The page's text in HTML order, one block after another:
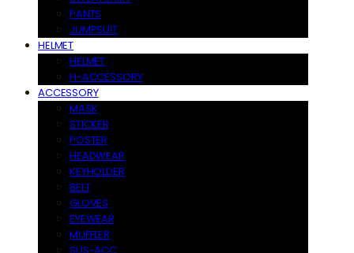
PANTS
JUMPSUIT
HELMET
HELMET
H-ACCESSORY
ACCESSORY
MASK
STICKER
POSTER
HEADWEAR
KEYHOLDER
BELT
GLOVES
EYEWEAR
MUFFLER